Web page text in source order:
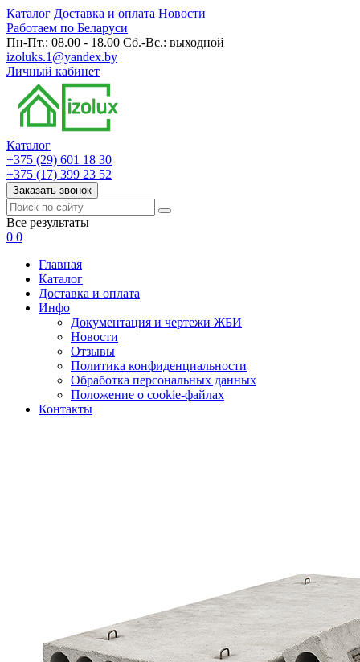
Каталог Доставка и оплата Новости
Работаем по Беларуси
Пн-Пт.: 08.00 - 18.00 Сб.-Вс.: выходной
izoluks.1@yandex.by
Личный кабинет
Каталог
+375 (29) 601 18 30
+375 (17) 399 23 52
Заказать звонок
Все результаты
0 0
Главная
Каталог
Доставка и оплата
Инфо
Документация и чертежи ЖБИ
Новости
Отзывы
Политика конфиденциальности
Обработка персональных данных
Положение о cookie-файлах
Контакты